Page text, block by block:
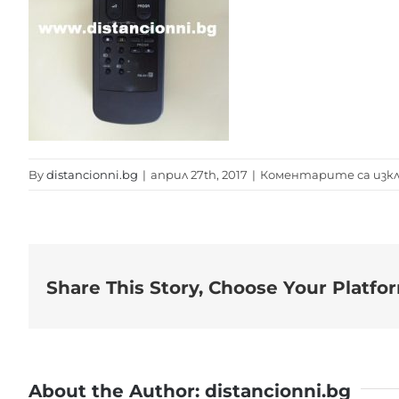
Bydistancionni.bg | април 27th, 2017 | Коментарите са
Share This Story, Choose Your
About the Author: distancionni.bg